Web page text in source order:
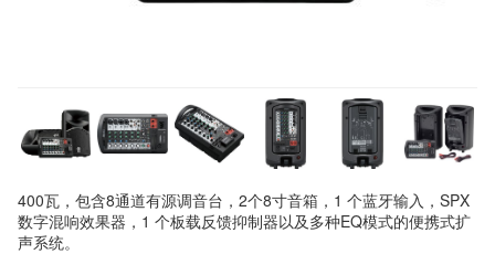
400瓦，包含8通道有源调音台，2个8寸音箱，1 个蓝牙输入，SPX
数字混响效果器，1 个板载反馈抑制器以及多种EQ模式的便携式扩
声系统。